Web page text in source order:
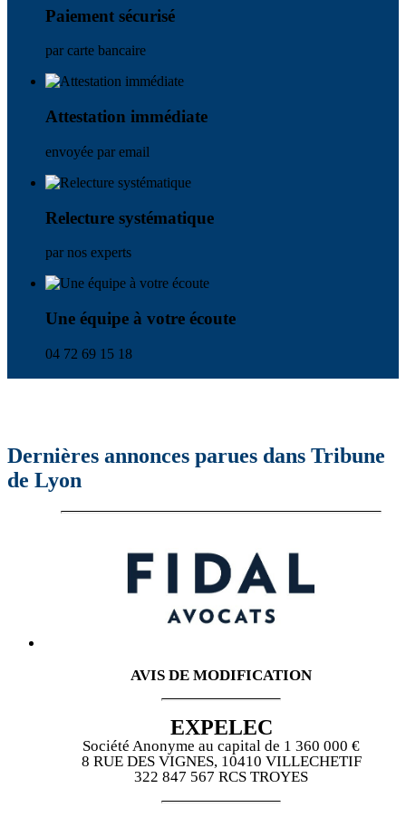
Paiement sécurisé
par carte bancaire
Attestation immédiate
envoyée par email
Relecture systématique
par nos experts
Une équipe à votre écoute
04 72 69 15 18
Dernières annonces parues dans Tribune
de Lyon
AVIS DE MODIFICATION
EXPELEC
Société Anonyme au capital de 1 360 000 €
8 RUE DES VIGNES, 10410 VILLECHETIF
322 847 567 RCS TROYES